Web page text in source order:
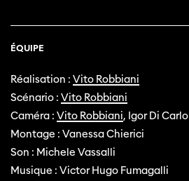
ÉQUIPE
Réalisation : Vito Robbiani
Scénario : Vito Robbiani
Caméra : Vito Robbiani, Igor Di Carlo
Montage : Vanessa Chierici
Son : Michele Vassalli
Musique : Victor Hugo Fumagalli